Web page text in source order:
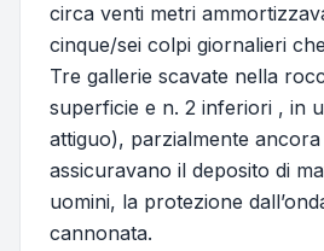
circa venti metri
cinque/sei colpi giornalieri
Tre gallerie scavate nella
superficie e n. 2 inferiori , in
attiguo), parzialmente ancora
assicuravano il deposito di
uomini, la protezione
cannonata.